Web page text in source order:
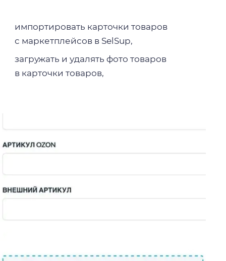
импортировать карточки товаров
с маркетплейсов в SelSup,
загружать и удалять фото товаров
в карточки товаров,